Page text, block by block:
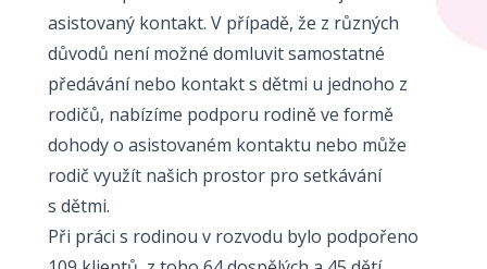
asistovaný kontakt. V případě, že z různých
důvodů není možné domluvit samostatné
předávání nebo kontakt s dětmi u jednoho z
rodičů, nabízíme podporu rodině ve formě
dohody o asistovaném kontaktu nebo může
rodič využít našich prostor pro setkávání
s dětmi.
Při práci s rodinou v rozvodu bylo podpořeno